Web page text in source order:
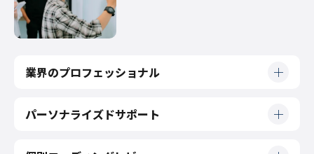
業界のプロフェッショナル
パーソナライズドサポート